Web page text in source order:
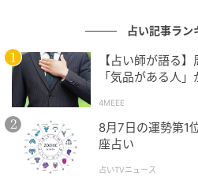
わけではなく、思慮深さがあ
口、小さい口、どちらかに良
く、バランス感が大切です。
口の大小が与える印象をメイ
よりコミュニケーションや能
は、リップペンシルなどで上
とり相手に働きかける相にす
占い記事ラン
【占い師が語る
「気品がある人
4MEEE
8月7日の運勢第1
座占い
占いTVニュース